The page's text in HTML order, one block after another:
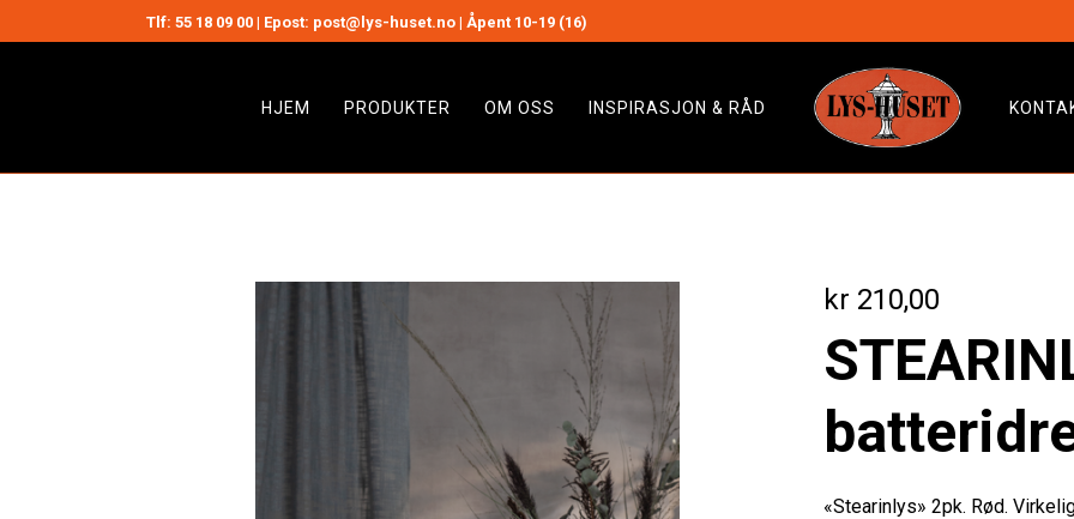
Tlf: 55 18 09 00 | Epost: post@lys-huset.no | Åpent 10-19 (16)
HJEM PRODUKTER OM OSS INSPIRASJON & RÅD
kr 210,00
«Stearinlys» 2pk. Rød.